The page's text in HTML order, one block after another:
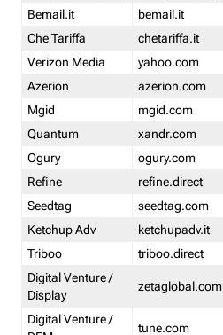
Bemail.it
bemail.it
Che Tariffa
chetariffa.it
Verizon Media
yahoo.com
Azerion
azerion.com
Mgid
mgid.com
Quantum
xandr.com
Ogury
ogury.com
Refine
refine.direct
Seedtag
seedtag.com
Ketchup Adv
ketchupadv.it
Triboo
triboo.direct
Digital Venture /
Display
zetaglobal.com
Digital Venture /
tune.com